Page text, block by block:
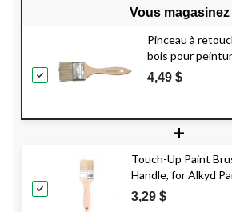
Vous magasinez
Pinceau à
bois pour
l'alkyde, 100 mm
4,49 $
+
Touch-Up Paint
Handle, for Alkyd
mm
3,29 $